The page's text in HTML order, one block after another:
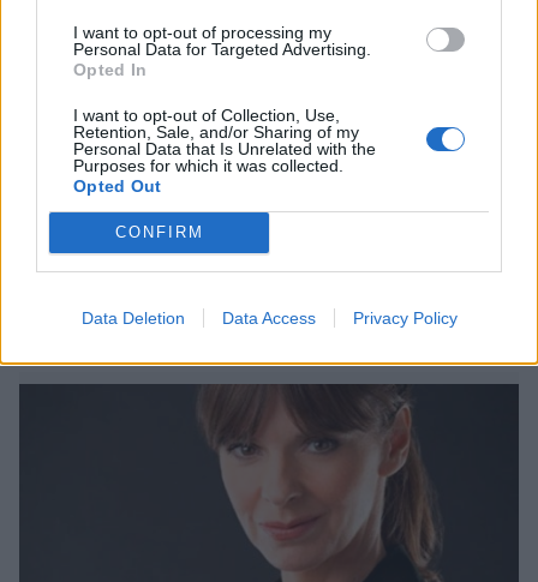
I want to opt-out of processing my
Personal Data for Targeted Advertising.
Opted In
I want to opt-out of Collection, Use,
Retention, Sale, and/or Sharing of my
Personal Data that Is Unrelated with the
Purposes for which it was collected.
Opted Out
CONFIRM
Data Deletion Data Access Privacy Policy
Viihdeuutiset
22.5.2012, 9:00
Suomeen saapuva
amerikkalaistähti välttelee